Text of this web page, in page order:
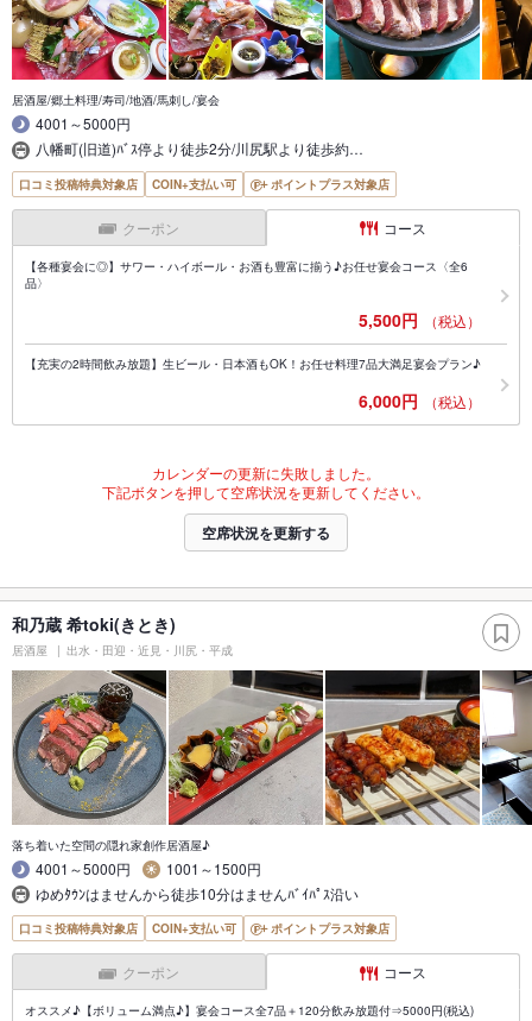
居酒屋/郷土料理/寿司/地酒/馬刺し/宴会
4001～5000円
八幡町(旧道)ﾊﾞｽ停より徒歩2分/川尻駅より徒歩約…
口コミ投稿特典対象店 COIN+支払い可 ポイントプラス対象店
クーポン コース
【各種宴会に◎】サワー・ハイボール・お酒も豊富に揃う♪お任せ宴会コース〈全6
品〉
5,500円 （税込）
【充実の2時間飲み放題】生ビール・日本酒もOK！お任せ料理7品大満足宴会プラン♪
6,000円 （税込）
カレンダーの更新に失敗しました。
下記ボタンを押して空席状況を更新してください。
空席状況を更新する
和乃蔵 希toki(きとき)
居酒屋 出水・田迎・近見・川尻・平成
落ち着いた空間の隠れ家創作居酒屋♪
4001～5000円
1001～1500円
ゆめﾀｳﾝはませんから徒歩10分はませんﾊﾞｲﾊﾟｽ沿い
口コミ投稿特典対象店 COIN+支払い可 ポイントプラス対象店
クーポン コース
オススメ♪【ボリューム満点♪】宴会コース全7品＋120分飲み放題付⇒5000円(税込)